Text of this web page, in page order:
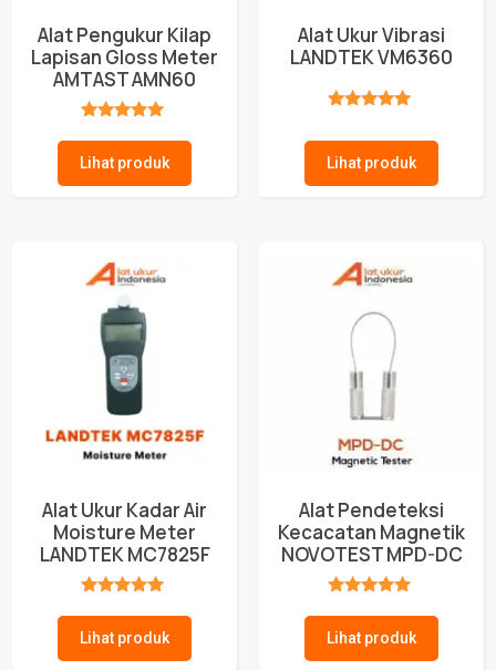
Alat Pengukur Kilap
Lapisan Gloss Meter
AMTAST AMN60
Lihat produk
Alat Ukur Vibrasi
LANDTEK VM6360
Lihat produk
Alat Ukur Kadar Air
Moisture Meter
LANDTEK MC7825F
Lihat produk
Alat Pendeteksi
Kecacatan Magnetik
NOVOTEST MPD-DC
Lihat produk